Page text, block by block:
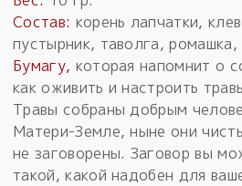
Состав: корень лапчатки,
пустырник, таволга, ромашка,
Бумагу, которая напомнит о
как оживить и настроить
Травы собраны добрым
Матери-Земле, ныне они
не заговорены. Заговор вы
такой, какой надобен для